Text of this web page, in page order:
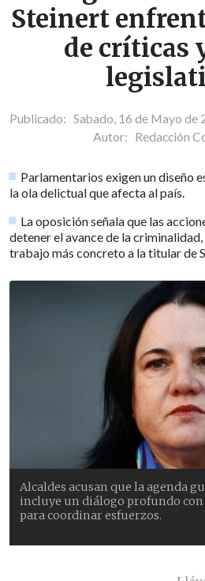
Steinert
de críticas
Publicado: Sabado, 16 de Mayo de
Autor: Redacción
Parlamentarios exigen un diseño
la ola delictual que afecta al país.
La oposición señala que las
detener el avance de la
trabajo más concreto a la titular de
Alcaldes acusan que la agenda
incluye un diálogo profundo con
para coordinar esfuerzos.